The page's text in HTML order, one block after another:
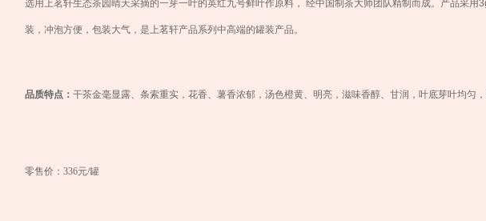
选用上茗轩生态茶园晴天采摘的一芽一叶的英红九号鲜叶作原料， 经中国制茶大师团队精制而成。产品采用
装，冲泡方便，包装大气，是上茗轩产品系列中高端的罐装产品。
品质特点： 干茶金毫显露、条索重实，花香、薯香浓郁，汤色橙黄、明亮，滋味香醇、甘润，叶底芽叶均匀
零售价： 336元/罐